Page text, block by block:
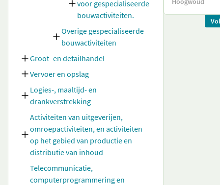
voor gespecialiseerde
bouwactiviteiten.
Overige gespecialiseerde
bouwactiviteiten
Groot- en detailhandel
Vervoer en opslag
Logies-, maaltijd- en
drankverstrekking
Activiteiten van uitgeverijen,
omroepactiviteiten, en activiteiten
op het gebied van productie en
distributie van inhoud
Telecommunicatie,
computerprogrammering en